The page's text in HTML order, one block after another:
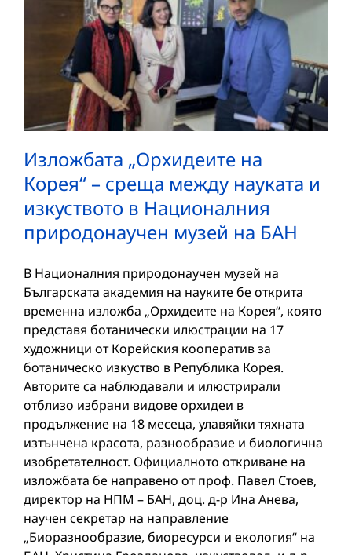
Изложбата „Орхидеите на
Корея“ – среща между науката и
изкуството в Националния
природонаучен музей на БАН
В Националния природонаучен музей на
Българската академия на науките бе открита
временна изложба „Орхидеите на Корея“, която
представя ботанически илюстрации на 17
художници от Корейския кооператив за
ботаническо изкуство в Република Корея.
Авторите са наблюдавали и илюстрирали
отблизо избрани видове орхидеи в
продължение на 18 месеца, улавяйки тяхната
изтънчена красота, разнообразие и биологична
изобретателност. Официалното откриване на
изложбата бе направено от проф. Павел Стоев,
директор на НПМ – БАН, доц. д-р Ина Анева,
научен секретар на направление
„Биоразнообразие, биоресурси и екология“ на